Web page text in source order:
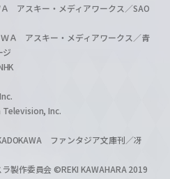
アスキー・メディアワークス／SAO
Ａ アスキー・メディアワークス／青
ジ
Inc.
ファンタジア文庫刊／冴
製作委員会 ©REKI KAWAHARA 2019